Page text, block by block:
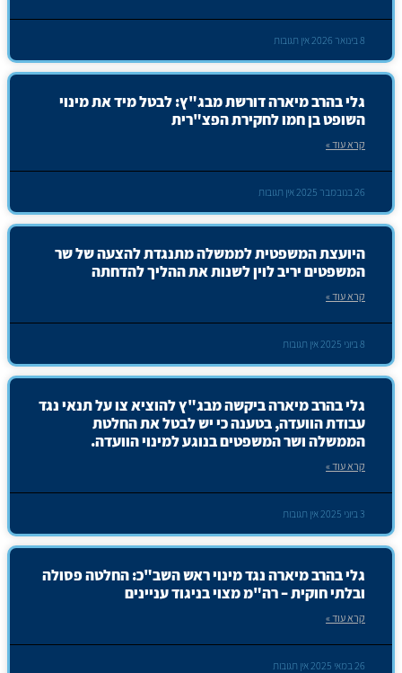
8 בינואר 2026 אין תגובות
גלי בהרב מיארה דורשת מבג"ץ: לבטל מיד את מינוי
השופט בן חמו לחקירת הפצ"רית
קרא עוד »
26 בנובמבר 2025 אין תגובות
היועצת המשפטית לממשלה מתנגדת להצעה של שר
המשפטים יריב לוין לשנות את ההליך להדחתה
קרא עוד »
8 ביוני 2025 אין תגובות
גלי בהרב מיארה ביקשה מבג"ץ להוציא צו על תנאי נגד
עבודת הוועדה, בטענה כי יש לבטל את החלטת
הממשלה ושר המשפטים בנוגע למינוי הוועדה.
קרא עוד »
3 ביוני 2025 אין תגובות
גלי בהרב מיארה נגד מינוי ראש השב"כ: החלטה פסולה
ובלתי חוקית – רה"מ מצוי בניגוד עניינים
קרא עוד »
26 במאי 2025 אין תגובות